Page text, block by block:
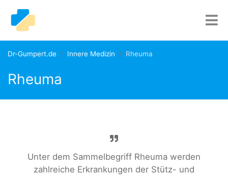
Dr-Gumpert.de Innere Medizin Rheuma
Rheuma
Unter dem Sammelbegriff Rheuma werden
zahlreiche Erkrankungen der Stütz- und